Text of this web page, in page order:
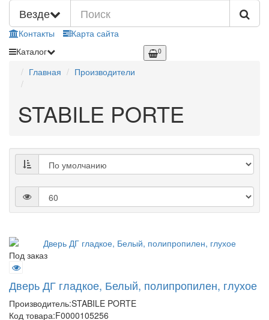
Везде
Контакты
Карта сайта
Каталог
0
Главная Производители
STABILE PORTE
Под заказ
Дверь ДГ гладкое, Белый, полипропилен, глухое
Производитель:STABILE PORTE
Код товара:F0000105256